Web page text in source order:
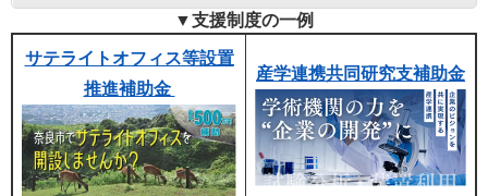
▼支援制度の一例
サテライトオフィス等設置
推進補助金
産学連携共同研究支補助金